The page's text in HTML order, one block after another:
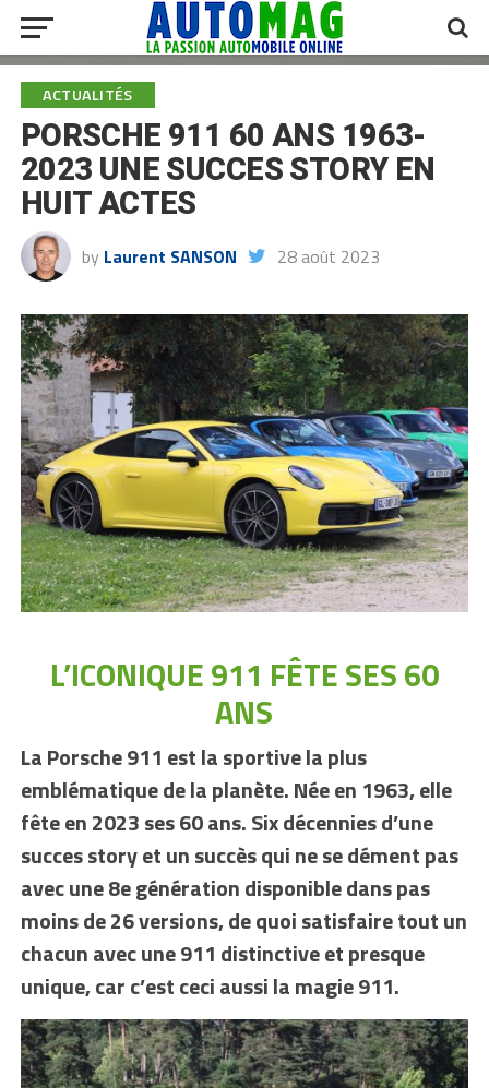
ACTUALITÉS
PORSCHE 911 60 ANS 1963-
2023 UNE SUCCES STORY EN
HUIT ACTES
by Laurent SANSON 28 août 2023
L’ICONIQUE 911 FÊTE SES 60
ANS
La Porsche 911 est la sportive la plus
emblématique de la planète. Née en 1963, elle
fête en 2023 ses 60 ans. Six décennies d’une
succes story et un succès qui ne se dément pas
avec une 8e génération disponible dans pas
moins de 26 versions, de quoi satisfaire tout un
chacun avec une 911 distinctive et presque
unique, car c’est ceci aussi la magie 911.